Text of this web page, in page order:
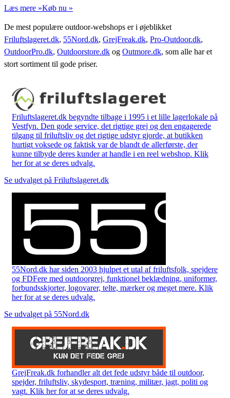
Læs mere »Køb nu »
De mest populære outdoor-webshops er i øjeblikket
Friluftslageret.dk, 55Nord.dk, GrejFreak.dk, Pro-Outdoor.dk,
OutdoorPro.dk, Outdoorstore.dk og Outmore.dk, som alle har et
stort sortiment til gode priser.
Friluftslageret.dk begyndte tilbage i 1995 i et lille lagerlokale på
Vestfyn. Den gode service, det rigtige grej og den engagerede
tilgang til friluftsliv og det rigtige udstyr gjorde, at butikken
hurtigt voksede og faktisk var de blandt de allerførste, der
kunne tilbyde deres kunder at handle i en reel webshop. Klik
her for at se deres udvalg.
Se udvalget på Friluftslageret.dk
55Nord.dk har siden 2003 hjulpet et utal af friluftsfolk, spejdere
og FDFere med outdoorgrej, funktionel beklædning, uniformer,
forbundsskjorter, logovarer, telte, mærker og meget mere. Klik
her for at se deres udvalg.
Se udvalget på 55Nord.dk
GrejFreak.dk forhandler alt det fede udstyr både til outdoor,
spejder, friluftsliv, skydesport, træning, militær, jagt, politi og
vagt. Klik her for at se deres udvalg.